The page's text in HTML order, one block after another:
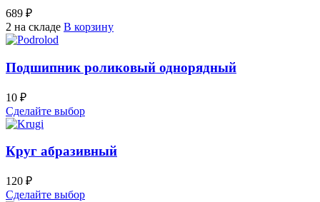
689 ₽
2 на складе В корзину
Подшипник роликовый однорядный
10 ₽
Сделайте выбор
Круг абразивный
120 ₽
Сделайте выбор